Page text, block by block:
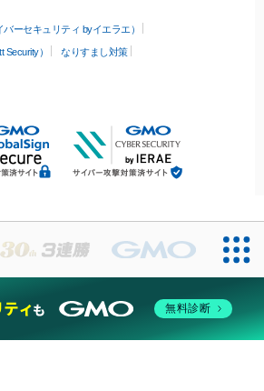
ーセキュリティ byイエラエ）
）
なりすまし対策
無料診断